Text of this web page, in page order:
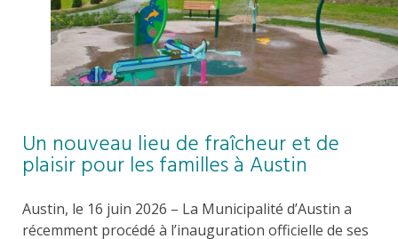
Un nouveau lieu de fraîcheur et de
plaisir pour les familles à Austin
Austin, le 16 juin 2026 – La Municipalité d’Austin a
récemment procédé à l’inauguration officielle de ses